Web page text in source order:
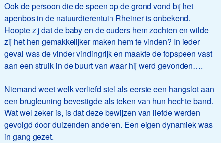
Ook de persoon die de speen op de grond vond bij het
apenbos in de natuurdierentuin Rheiner is onbekend.
Hoopte zij dat de baby en de ouders hem zochten en wilde
zij het hen gemakkelijker maken hem te vinden? In ieder
geval was de vinder vindingrijk en maakte de fopspeen vast
aan een struik in de buurt van waar hij werd gevonden….
Niemand weet welk verliefd stel als eerste een hangslot aan
een brugleuning bevestigde als teken van hun hechte band.
Wat wel zeker is, is dat deze bewijzen van liefde werden
gevolgd door duizenden anderen. Een eigen dynamiek was
in gang gezet.